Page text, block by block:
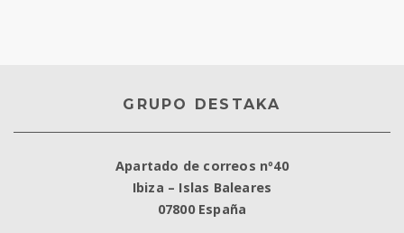
GRUPO DESTAKA
Apartado de correos nº40
Ibiza – Islas Baleares
07800 España